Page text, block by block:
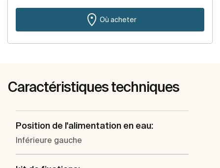
Où acheter
Caractéristiques techniques
Position de l'alimentation en eau:
Inférieure gauche